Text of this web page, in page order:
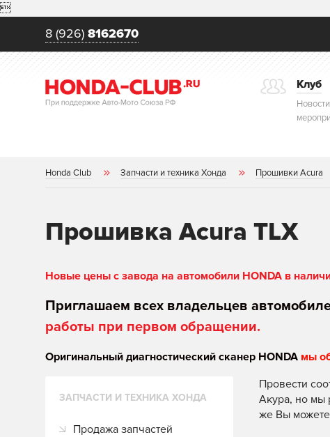

8 (926) 8162670
Клуб
Honda Club Запчасти и техника Хонда Прошивки Acura
Прошивка Acura TLX
Новые цены с завода на автомобили HONDA в
Приглашаем всех владельцев
работы при первом обращении.
Оригинальный диагностический сканер HONDA мы
ЗАПЧАСТИ И ТЕХНИКА ХОНДА
Продажа запчастей
Провести
Акура, но мы
же Вы